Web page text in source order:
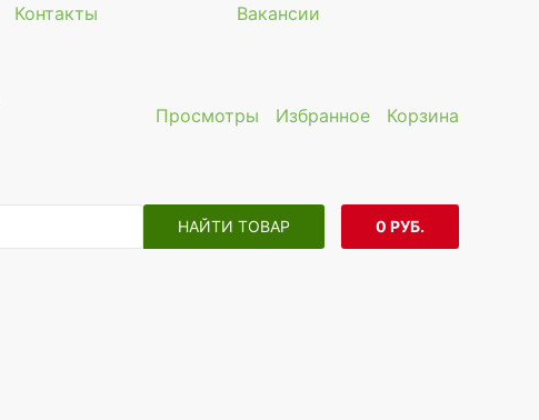
Контакты Вакансии
Просмотры Избранное Корзина
НАЙТИ ТОВАР 0 РУБ.